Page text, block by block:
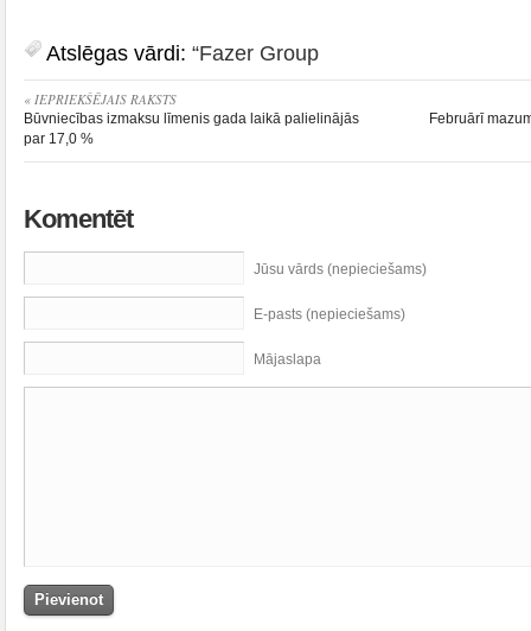
Atslēgas vārdi: “Fazer Group
« IEPRIEKŠĒJAIS RAKSTS
Būvniecības izmaksu līmenis gada laikā palielinājās
par 17,0 %
Februārī
Komentēt
Jūsu vārds (nepieciešams)
E-pasts (nepieciešams)
Mājaslapa